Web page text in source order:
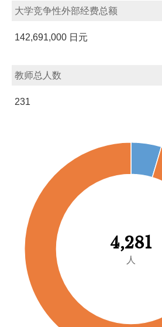
大学竞争性外部经费总额
142,691,000 日元
教师总人数
231
4,281
人